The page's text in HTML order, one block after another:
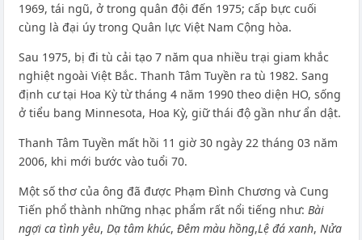
1969, tái ngũ, ở trong quân đội đến 1975; cấp bực cuối
cùng là đại úy trong Quân lực Việt Nam Cộng hòa.
Sau 1975, bị đi tù cải tạo 7 năm qua nhiều trại giam khắc
nghiệt ngoài Việt Bắc. Thanh Tâm Tuyền ra tù 1982. Sang
định cư tại Hoa Kỳ từ tháng 4 năm 1990 theo diện HO, sống
ở tiểu bang Minnesota, Hoa Kỳ, giữ thái độ gần như ẩn dật.
Thanh Tâm Tuyền mất hồi 11 giờ 30 ngày 22 tháng 03 năm
2006, khi mới bước vào tuổi 70.
Một số thơ của ông đã được Phạm Đình Chương và Cung
Tiến phổ thành những nhạc phẩm rất nổi tiếng như: Bài
ngợi ca tình yêu, Dạ tâm khúc, Đêm màu hồng,Lệ đá xanh, Nửa